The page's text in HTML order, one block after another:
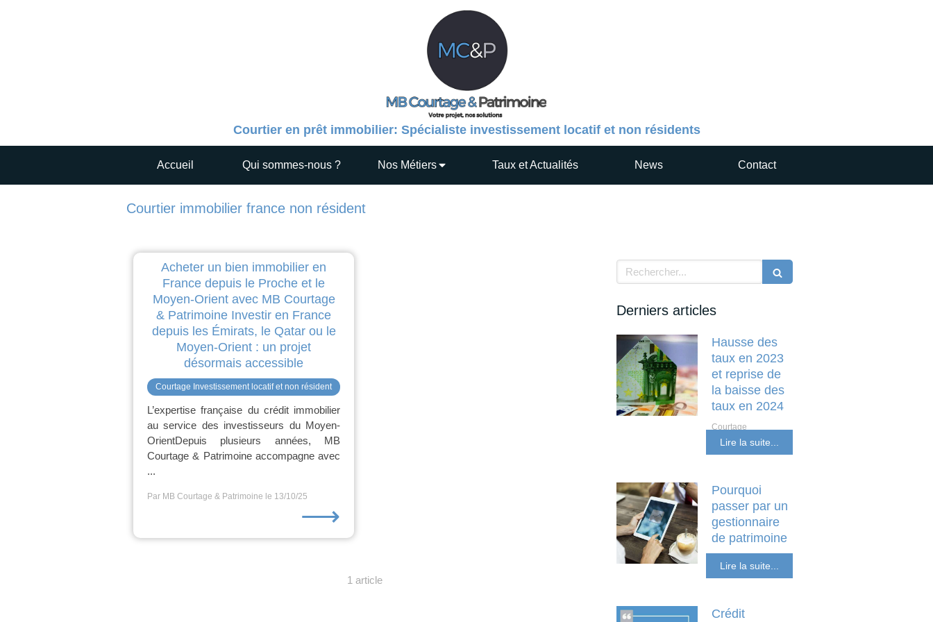
Courtier en prêt immobilier: Spécialiste investissement locatif et non résidents
Accueil Qui sommes-nous ? Nos Métiers Taux et Actualités News Contact
Courtier immobilier france non résident
Acheter un bien immobilier en
France depuis le Proche et le
Moyen-Orient avec MB Courtage
& Patrimoine Investir en France
depuis les Émirats, le Qatar ou le
Moyen-Orient : un projet
désormais accessible
Courtage Investissement locatif et non résident
L’expertise française du crédit immobilier
au service des investisseurs du Moyen-
OrientDepuis plusieurs années, MB
Courtage & Patrimoine accompagne avec
...
Par MB Courtage & Patrimoine le 13/10/25
⟶
1 article
Rechercher
Derniers articles
Hausse des
taux en 2023
et reprise de
la baisse des
taux en 2024
Courtage
et non résident
Lire la suite...
Pourquoi
passer par un
gestionnaire
de patrimoine
Financiers
Lire la suite...
Crédit